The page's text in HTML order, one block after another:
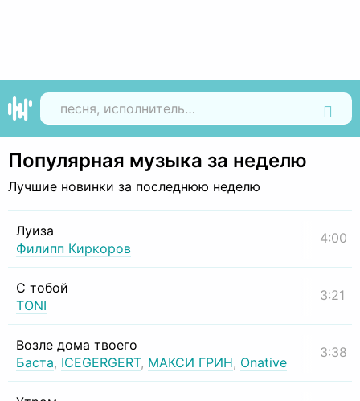
Популярная музыка за неделю
Лучшие новинки за последнюю неделю
Луиза
Филипп Киркоров
4:00
С тобой
TONI
3:21
Возле дома твоего
Баста, ICEGERGERT, МАКСИ ГРИН, Onative
3:38